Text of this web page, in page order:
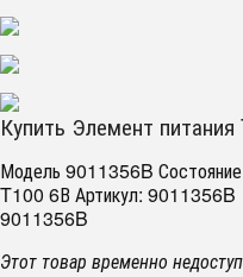
Купить Элемент
Модель 9011356B
T100 6В Артикул: 9011356B
9011356B
Этот товар временно